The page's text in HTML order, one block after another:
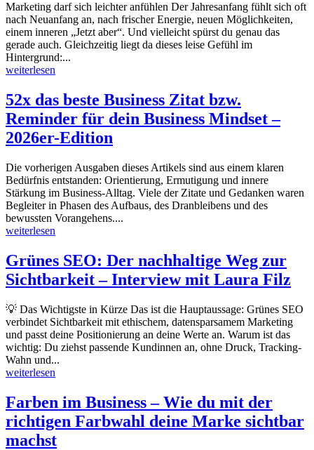
Marketing darf sich leichter anfühlen Der Jahresanfang fühlt sich oft
nach Neuanfang an, nach frischer Energie, neuen Möglichkeiten,
einem inneren „Jetzt aber“. Und vielleicht spürst du genau das
gerade auch. Gleichzeitig liegt da dieses leise Gefühl im
Hintergrund:...
weiterlesen
52x das beste Business Zitat bzw.
Reminder für dein Business Mindset –
2026er-Edition
Die vorherigen Ausgaben dieses Artikels sind aus einem klaren
Bedürfnis entstanden: Orientierung, Ermutigung und innere
Stärkung im Business-Alltag. Viele der Zitate und Gedanken waren
Begleiter in Phasen des Aufbaus, des Dranbleibens und des
bewussten Vorangehens....
weiterlesen
Grünes SEO: Der nachhaltige Weg zur
Sichtbarkeit – Interview mit Laura Filz
💡 Das Wichtigste in Kürze Das ist die Hauptaussage: Grünes SEO
verbindet Sichtbarkeit mit ethischem, datensparsamem Marketing
und passt deine Positionierung an deine Werte an. Warum ist das
wichtig: Du ziehst passende Kundinnen an, ohne Druck, Tracking-
Wahn und...
weiterlesen
Farben im Business – Wie du mit der
richtigen Farbwahl deine Marke sichtbar
machst